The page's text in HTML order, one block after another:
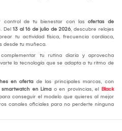
control de tu bienestar con las ofertas de
Del 13 al 16 de julio de 2026, descubre relojes
tu actividad física, frecuencia cardíaca,
desde tu muñeca.
tu rutina diaria y aprovecha
la tecnología que se adapta a tu ritmo de
en oferta de las principales marcas, con
smartwatch en Lima o en provincias, el Black
conseguir el modelo que quieres al mejor
canales oficiales para no perderte ninguna